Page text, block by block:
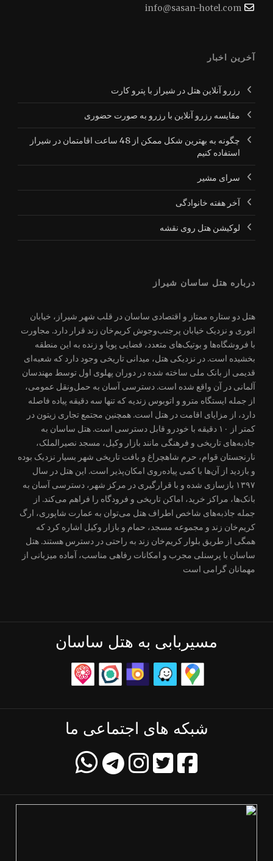
آخرین اخبار
رزرو آنلاین هتل در شیراز با پترو کارت
مقایسه رزرو آنلاین با رزرو به صورت حضوری
چگونه به بهترین شکل ممکن از 48 ساعت اقامتمان در شیراز
استفاده کنیم
سرای مشیر
آخر هفته خانوادگی
لوکیشن هتل روی نقشه
درباره هتل ساسان شیراز
هتل دو ستاره ممتاز و اقتصادی ساسان در قلب شهر شیراز، خیابان
انوری و نزدیک خیابان پرجنب‌وجوش کریم‌خان زند قرار دارد. مجاورت
با فروشگاه‌ها و بوتیک‌های متعدد، فضایی پویا و زنده به این منطقه
بخشیده است. در نزدیکی هتل، میدانی تاریخی وجود دارد که شعبه‌ای
قدیمی از بانک ملی ساخته شده در دوران پهلوی اول توسط مهندسان
آلمانی در آن واقع شده است. دسترسی آسان به حمل‌ونقل عمومی،
از جمله ایستگاه مترو و اتوبوس زندیه که تنها سه دقیقه پیاده فاصله
دارد، از مزایای اقامت در هتل است. همچنین مجتمع تجاری زیتون در
کمتر از ۱۰ دقیقه با خودرو قابل دسترسی است. هتل ساسان به
جاذبه‌های تاریخی و فرهنگی مانند بازار وکیل، مسجد نصیرالملک،
نارنجستان قوام، حرم شاهچراغ و بافت تاریخی شهر بسیار نزدیک بوده
و بازدید از آن‌ها با کمی پیاده‌روی امکان‌پذیر است. این هتل در سال
۱۳۹۷ بازسازی شده و با قرارگیری در مرکز شهر، دسترسی آسان به
بانک‌ها، مراکز خرید، اماکن تاریخی و فرودگاه را فراهم می‌کند. از
جمله جاذبه‌های شاخص اطراف هتل می‌توان به عمارت شاپوری، ارگ
کریم‌خان زند و مجموعه مسجد، حمام و بازار وکیل اشاره کرد که
همگی از طریق بلوار کریم‌خان زند به راحتی در دسترس هستند. هتل
ساسان با پرسنلی مجرب و امکانات رفاهی مناسب، آماده میزبانی از
مهمانان گرامی است
مسیربابی به هتل ساسان
شبکه های اجتماعی ما